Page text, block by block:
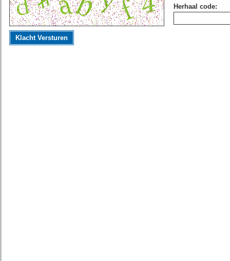
Herhaal code:
Klacht Versturen